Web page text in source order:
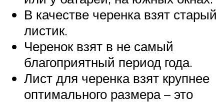
В качестве черенка взят старый
листик.
Черенок взят в не самый
благоприятный период года.
Лист для черенка взят крупнее
оптимального размера – это